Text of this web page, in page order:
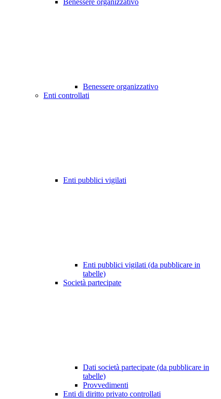
Benessere organizzativo
Benessere organizzativo
Enti controllati
Enti pubblici vigilati
Enti pubblici vigilati (da pubblicare in
tabelle)
Società partecipate
Dati società partecipate (da pubblicare in
tabelle)
Provvedimenti
Enti di diritto privato controllati